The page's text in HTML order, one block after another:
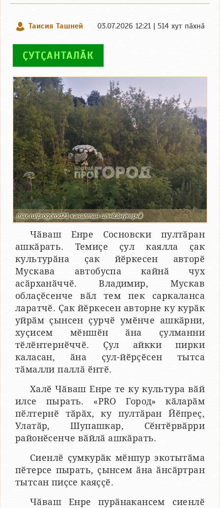
Таисия Ташней 03.07.2026 12:21 | 514 хут пӑхнӑ
ҪУТҪАНТАЛӐК
max.ru/progorod21 каналтан илнӗ сӑнӳкерчӗк
Чӑваш Енре Сосновски пултӑран
ашкӑрать. Темиҫе ҫул каялла ҫак
культурӑна ҫак йӗркесен авторӗ
Мускава автобуспа кайнӑ чух
асӑрханӑччӗ. Владимир, Мускав
облаҫӗсенче вӑл тем пек саркаланса
ларатчӗ. Ҫак йӗркесен авторне ку курӑк
уйрӑм ҫынсен ҫурчӗ умӗнче ашкӑрни,
хуҫисем мӗншӗн ӑна ҫулманни
тӗлӗнтернӗччӗ. Ҫул айкки пирки
каласан, ӑна ҫул-йӗрҫӗсен тытса
тӑмалли паллӑ ӗнтӗ.
Халӗ Чӑваш Енре те ку культура вӑй
илсе пырать. «PRO Город» кӑларӑм
пӗлтернӗ тӑрӑх, ку пултӑран Йӗпреҫ,
Улатӑр, Шупашкар, Сӗнтӗрвӑрри
районӗсенче вӑйлӑ ашкӑрать.
Сиенлӗ ҫумкурӑк мӗнпур экотытӑма
пӗтерсе пырать, ҫынсем ӑна ӑнсӑртран
тытсан пиҫсе каяҫҫӗ.
Чӑваш Енре пурӑнакансем сиенлӗ